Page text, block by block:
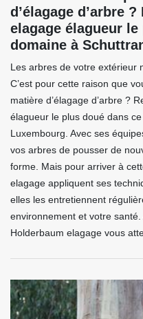
d’élagage d’arbre
elagage élagueur
domaine à
Les arbres de votre extérieur
C’est pour cette raison que
matière d’élagage d’arbre ?
élagueur le plus doué dans
Luxembourg. Avec ses
vos arbres de pousser de
forme. Mais pour arriver à
elagage appliquent ses
elles les entretiennent
environnement et votre
Holderbaum elagage vous